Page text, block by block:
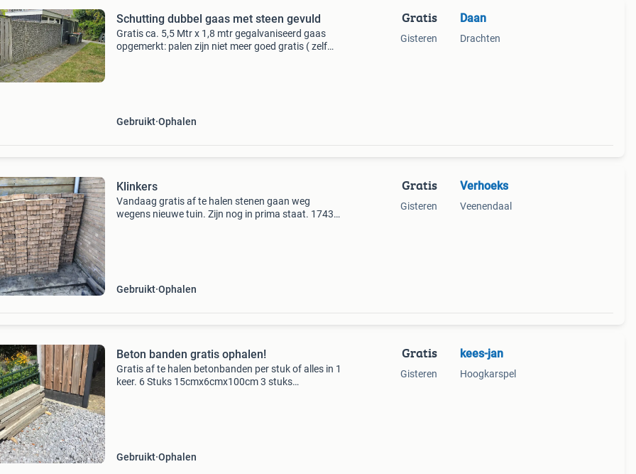
Schutting dubbel gaas met steen gevuld
Gratis ca. 5,5 Mtr x 1,8 mtr gegalvaniseerd gaas
opgemerkt: palen zijn niet meer goed gratis ( zelf
Gebruikt Ophalen
Gratis
Gisteren
Daan
Drachten
Klinkers
Vandaag gratis af te halen stenen gaan weg
wegens nieuwe tuin. Zijn nog in prima staat. 1743
Gebruikt Ophalen
Gratis
Gisteren
Verhoeks
Veenendaal
Beton banden gratis ophalen!
Gratis af te halen betonbanden per stuk of alles in 1
keer. 6 Stuks 15cmx6cmx100cm 3 stuks
Gebruikt Ophalen
Gratis
Gisteren
kees-jan
Hoogkarspel